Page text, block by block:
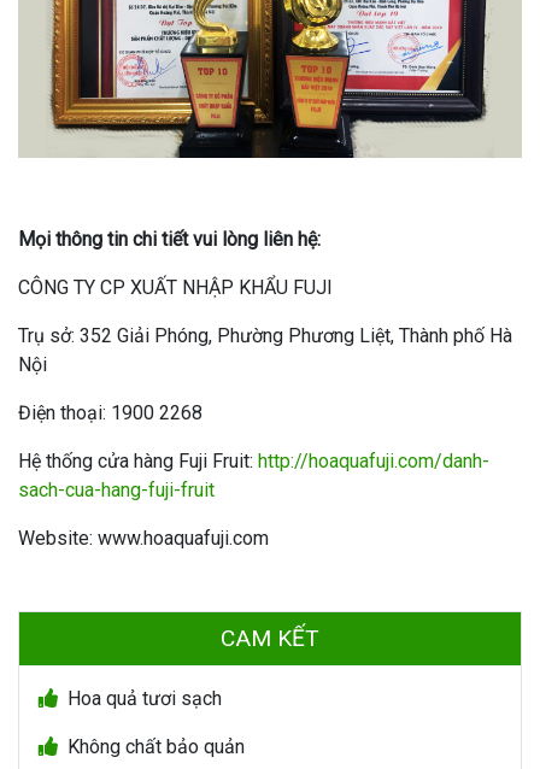
Mọi thông tin chi tiết vui lòng liên hệ:
CÔNG TY CP XUẤT NHẬP KHẨU FUJI
Trụ sở: 352 Giải Phóng, Phường Phương Liệt, Thành phố Hà
Nội
Điện thoại: 1900 2268
Hệ thống cửa hàng Fuji Fruit: http://hoaquafuji.com/danh-
sach-cua-hang-fuji-fruit
Website: www.hoaquafuji.com
CAM KẾT
Hoa quả tươi sạch
Không chất bảo quản